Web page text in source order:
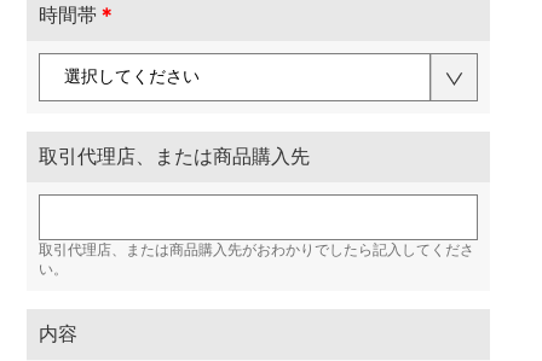
時間帯 ＊
取引代理店、または商品購入先
取引代理店、または商品購入先がおわかりでしたら記入してくださ
い。
内容